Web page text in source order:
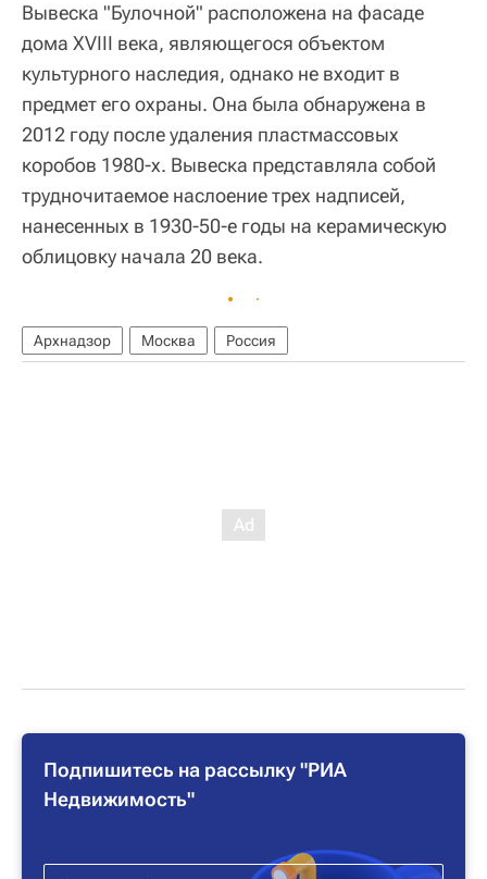
Вывеска "Булочной" расположена на фасаде
дома XVIII века, являющегося объектом
культурного наследия, однако не входит в
предмет его охраны. Она была обнаружена в
2012 году после удаления пластмассовых
коробов 1980-х. Вывеска представляла собой
трудночитаемое наслоение трех надписей,
нанесенных в 1930-50-е годы на керамическую
облицовку начала 20 века.
Архнадзор Москва Россия
Подпишитесь на рассылку "РИА
Недвижимость"